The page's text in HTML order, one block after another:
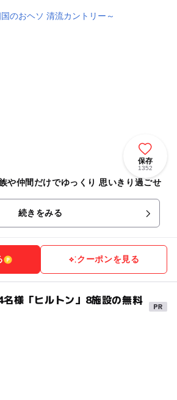
保存
1352
や仲間だけでゆっくり 思いきり過ごせ
続きをみる
クーポンを見る
様「ヒルトン」8施設の無料